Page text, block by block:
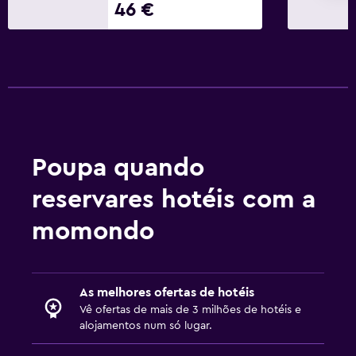
Serviço de babysitter ou acompanhamento de crianças
Menu infantil
Clube infantil
Piscina e spa
Banho turco
46 €
Poupa quando
reservares hotéis com a
momondo
As melhores ofertas de hotéis
Vê ofertas de mais de 3 milhões de hotéis e
alojamentos num só lugar.